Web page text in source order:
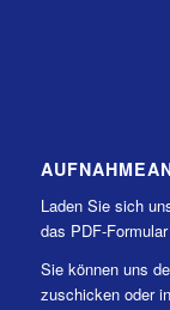
Laden Sie sich
das PDF-
Sie können uns
zuschicken oder